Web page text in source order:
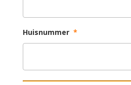
Huisnummer *